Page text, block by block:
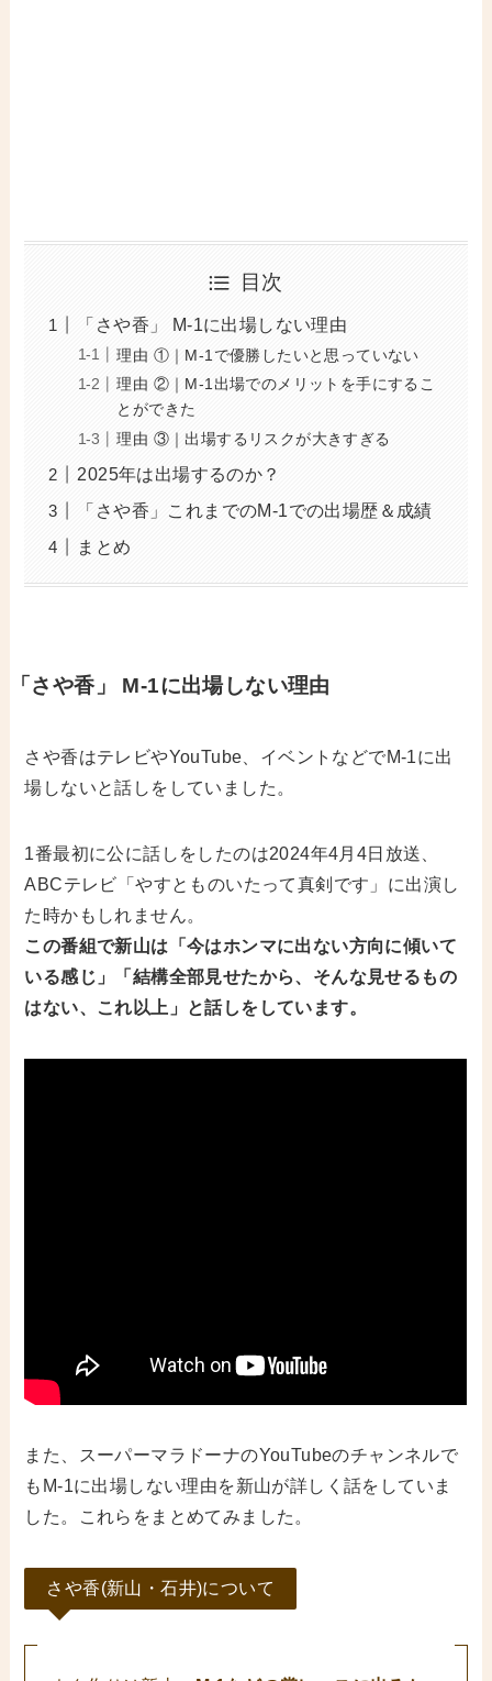
目次
「さや香」 M-1に出場しない理由
理由 ①｜M-1で優勝したいと思っていない
理由 ②｜M-1出場でのメリットを手にするこ
とができた
理由 ③｜出場するリスクが大きすぎる
2025年は出場するのか？
「さや香」これまでのM-1での出場歴＆成績
まとめ
「さや香」 M-1に出場しない理由
さや香はテレビやYouTube、イベントなどでM-1に出
場しないと話しをしていました。
1番最初に公に話しをしたのは2024年4月4日放送、
ABCテレビ「やすとものいたって真剣です」に出演し
た時かもしれません。
この番組で新山は「今はホンマに出ない方向に傾いて
いる感じ」「結構全部見せたから、そんな見せるもの
はない、これ以上」と話しをしています。
また、スーパーマラドーナのYouTubeのチャンネルで
もM-1に出場しない理由を新山が詳しく話をしていま
した。これらをまとめてみました。
さや香(新山・石井)について